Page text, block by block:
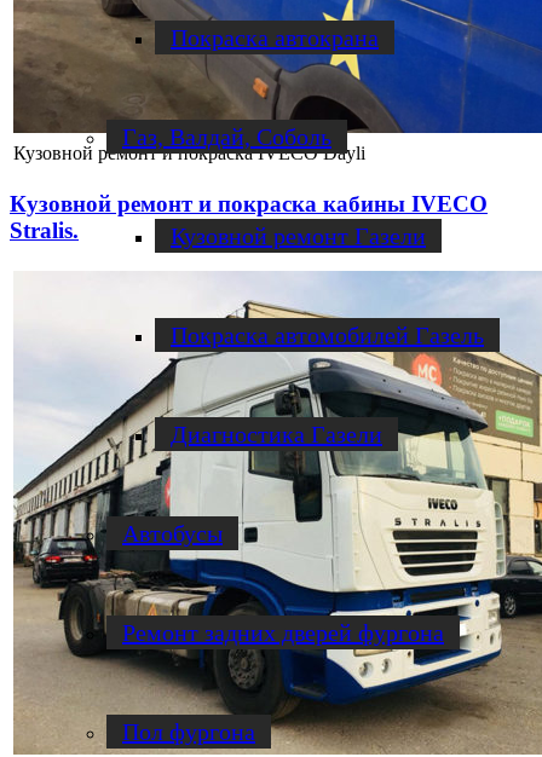
Покраска автокрана
Газ, Валдай, Соболь
Кузовной ремонт Газели
Покраска автомобилей Газель
Диагностика Газели
Автобусы
Ремонт задних дверей фургона
Пол фургона
Кузовной ремонт и покраска IVECO Dayli
Кузовной ремонт и покраска кабины IVECO
Stralis.